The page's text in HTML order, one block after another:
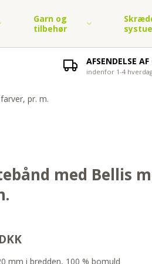
bomuldsstof -
Garn og
tilbehør
Strikkekits Permin garn
systue
AFSENDELSE AF
indenfor 1-4
pr. m.
med Bellis
mm i bredden, 100 % bomuld